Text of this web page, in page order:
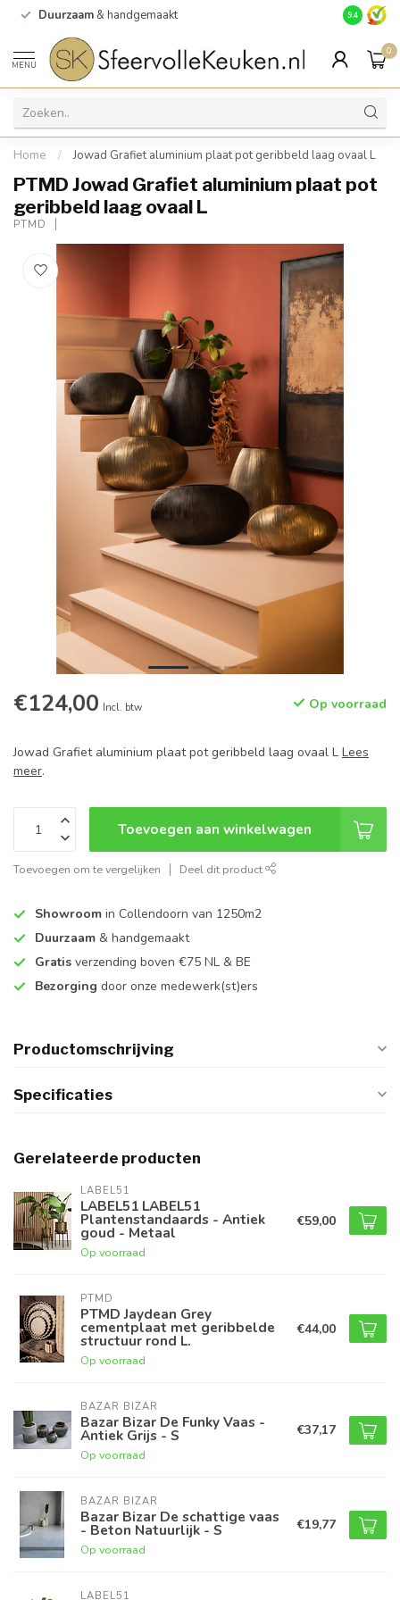
Duurzaam & handgemaakt Gratis
9.4
MENU
0
Home / Jowad Grafiet aluminium plaat pot geribbeld laag ovaal L
PTMD Jowad Grafiet aluminium plaat pot
geribbeld laag ovaal L
PTMD
€124,00 Incl. btw Op voorraad
Jowad Grafiet aluminium plaat pot geribbeld laag ovaal L Lees
meer.
Toevoegen aan winkelwagen
Toevoegen om te vergelijken Deel dit product
Showroom in Collendoorn van 1250m2
Duurzaam & handgemaakt
Gratis verzending boven €75 NL & BE
Bezorging door onze medewerk(st)ers
Productomschrijving
Specificaties
Gerelateerde producten
LABEL51
LABEL51 LABEL51
Plantenstandaards - Antiek
goud - Metaal
Op voorraad
€59,00
PTMD
PTMD Jaydean Grey
cementplaat met geribbelde
structuur rond L.
Op voorraad
€44,00
BAZAR BIZAR
Bazar Bizar De Funky Vaas -
Antiek Grijs - S
Op voorraad
€37,17
BAZAR BIZAR
Bazar Bizar De schattige vaas
- Beton Natuurlijk - S
Op voorraad
€19,77
LABEL51